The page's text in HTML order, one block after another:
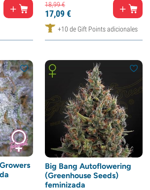
18,99€
17,09€
+10 de Gift Points adicionales
Big Bang Autoflowering
(Greenhouse Seeds)
feminizada